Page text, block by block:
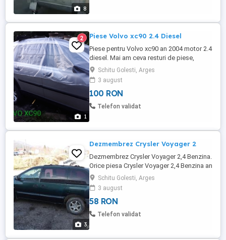
8
1
2 Piese Volvo xc90 2.4 Diesel
Piese pentru Volvo xc90 an 2004 motor 2.4
diesel. Mai am ceva resturi de piese,
depinde ce va intereseaza. ( motor / cutie
nu mai este)
Schitu Golesti, Arges
3 august
100 RON
Telefon validat
3
Dezmembrez Crysler Voyager 2
Dezmembrez Crysler Voyager 2,4 Benzina.
Orice piesa Crysler Voyager 2,4 Benzina an
1998.Schitu Golesti, Arges
3 august
58 RON
Telefon validat